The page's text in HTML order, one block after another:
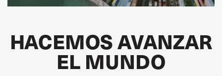
HACEMOS AVANZAR
EL MUNDO